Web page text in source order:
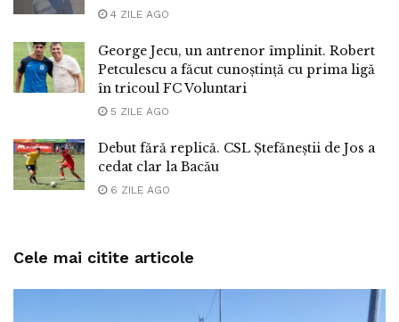
4 ZILE AGO
George Jecu, un antrenor împlinit. Robert
Petculescu a făcut cunoștință cu prima ligă
în tricoul FC Voluntari
5 ZILE AGO
Debut fără replică. CSL Ștefăneștii de Jos a
cedat clar la Bacău
6 ZILE AGO
Cele mai citite articole